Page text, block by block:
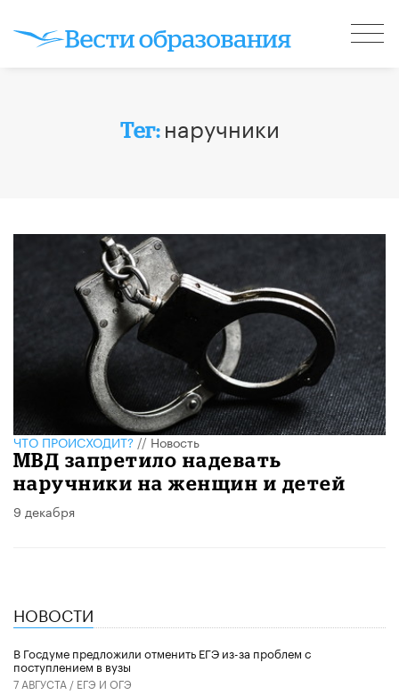
Тег: наручники
ЧТО ПРОИСХОДИТ?//Новость
МВД запретило надевать
наручники на женщин и детей
9 декабря
НОВОСТИ
В Госдуме предложили отменить ЕГЭ из-за проблем с
поступлением в вузы
7 АВГУСТА / ЕГЭ И ОГЭ